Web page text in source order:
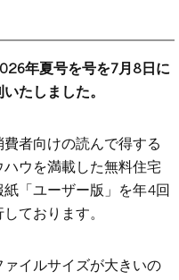
年夏号を号を7月8日に
たしました。
費者向けの読んで得する
ハウを満載した無料住宅
紙「ユーザー版」を年4回
ております。
ァイルサイズが大きいの